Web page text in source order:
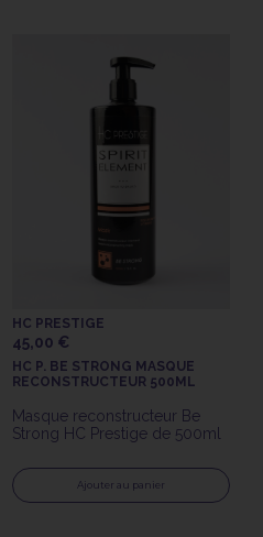
HC PRESTIGE
45,00 €
HC P. BE STRONG MASQUE
RECONSTRUCTEUR 500ML
Masque reconstructeur Be
Strong HC Prestige de 500ml
Ajouter au panier